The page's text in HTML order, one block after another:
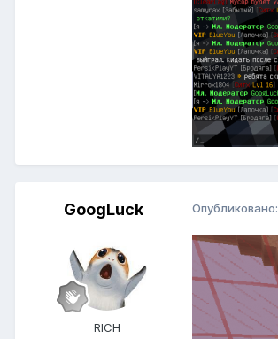
GoogLuck
RICH
Опубликовано: